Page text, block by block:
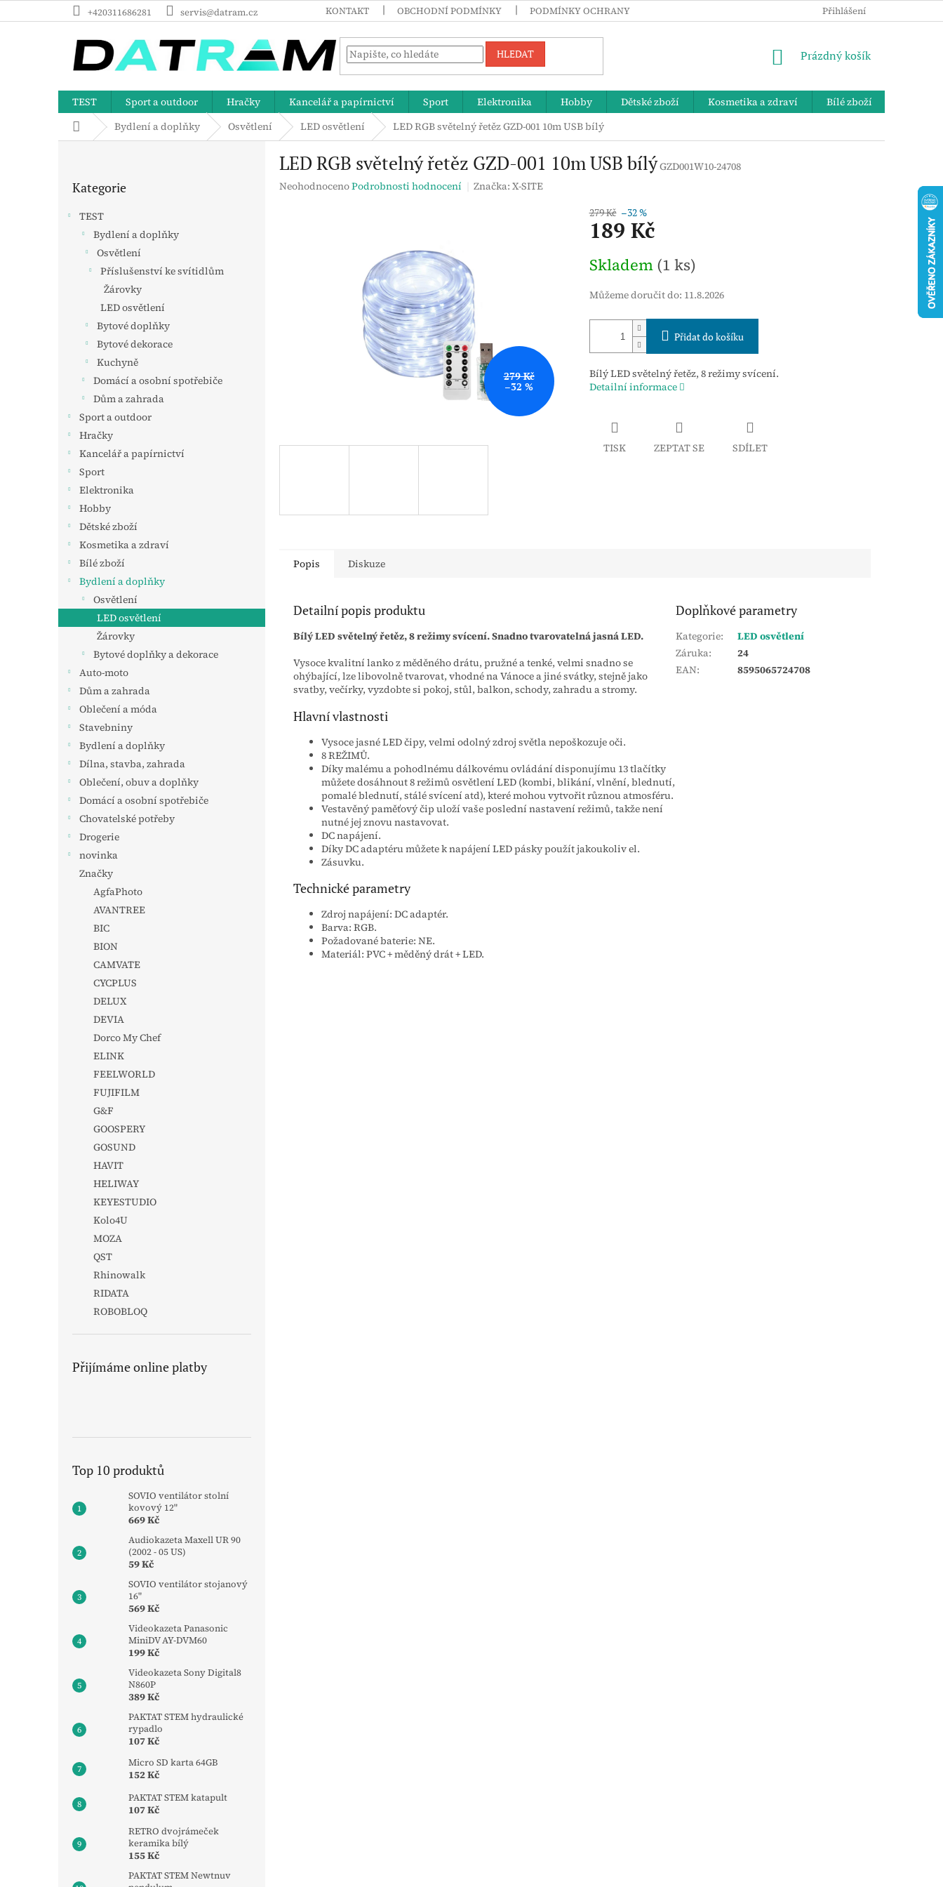
na
+420311686281 servis@datram.cz KONTAKT OBCHODNÍ PODMÍNKY PODMÍNKY OCHRANY OSOBNÍCH ÚDAJŮ ZPĚTNÝ ODBĚR
Přihlášení
HLEDAT
NÁKUPNÍ
Prázdný košík
TEST Sport a outdoor Hračky Kancelář a papírnictví Sport Elektronika Hobby Dětské zboží Kosmetika a zdraví Bílé zboží
Domů Bydlení a doplňky Osvětlení LED osvětlení LED RGB světelný řetěz GZD-001 10m USB bílý
kategorie
Kategorie
TEST
Bydlení a doplňky
Osvětlení
Příslušenství ke svítidlům
Žárovky
LED osvětlení
Bytové doplňky
Bytové dekorace
Kuchyně
Domácí a osobní spotřebiče
Dům a zahrada
Sport a outdoor
Hračky
Kancelář a papírnictví
Sport
Elektronika
Hobby
Dětské zboží
Kosmetika a zdraví
Bílé zboží
Bydlení a doplňky
Osvětlení
LED osvětlení
Žárovky
Bytové doplňky a dekorace
Auto-moto
Dům a zahrada
Oblečení a móda
Stavebniny
Bydlení a doplňky
Dílna, stavba, zahrada
Oblečení, obuv a doplňky
Domácí a osobní spotřebiče
Chovatelské potřeby
Drogerie
novinka
Značky
AgfaPhoto
AVANTREE
BIC
BION
CAMVATE
CYCPLUS
DELUX
DEVIA
Dorco My Chef
ELINK
FEELWORLD
FUJIFILM
G&F
GOOSPERY
GOSUND
HAVIT
HELIWAY
KEYESTUDIO
Kolo4U
MOZA
QST
Rhinowalk
RIDATA
ROBOBLOQ
Přijímáme online platby
Top 10 produktů
SOVIO ventilátor stolní
kovový 12"
669 Kč
Audiokazeta Maxell UR 90
(2002 - 05 US)
59 Kč
SOVIO ventilátor stojanový
16"
569 Kč
Videokazeta Panasonic
MiniDV AY-DVM60
199 Kč
Videokazeta Sony Digital8
N860P
389 Kč
PAKTAT STEM hydraulické
rypadlo
107 Kč
Micro SD karta 64GB
152 Kč
PAKTAT STEM katapult
107 Kč
RETRO dvojrámeček
keramika bílý
155 Kč
PAKTAT STEM Newtnuv
LED RGB světelný řetěz GZD-001 10m USB bílýGZD001W10-24708
Průměrné
NeohodnocenoPodrobnosti hodnocení Značka:X-SITE
279 Kč
–32 %
279 Kč –32 %
189 Kč
cena:
Skladem (1 ks)
Můžeme doručit do: 11.8.2026
Přidat do košíku
Bílý LED světelný řetěz, 8 režimy svícení.
Detailní informace
TISK ZEPTAT SE SDÍLET
Popis Diskuze
Detailní popis produktu
Bílý LED světelný řetěz, 8 režimy svícení. Snadno tvarovatelná jasná LED.
Vysoce kvalitní lanko z měděného drátu, pružné a tenké, velmi snadno se
ohýbající, lze libovolně tvarovat, vhodné na Vánoce a jiné svátky, stejně jako
svatby, večírky, vyzdobte si pokoj, stůl, balkon, schody, zahradu a stromy.
Hlavní vlastnosti
Vysoce jasné LED čipy, velmi odolný zdroj světla nepoškozuje oči.
8 REŽIMŮ.
Díky malému a pohodlnému dálkovému ovládání disponujímu 13 tlačítky
můžete dosáhnout 8 režimů osvětlení LED (kombi, blikání, vlnění, blednutí,
pomalé blednutí, stálé svícení atd), které mohou vytvořit různou atmosféru.
Vestavěný paměťový čip uloží vaše poslední nastavení režimů, takže není
nutné jej znovu nastavovat.
DC napájení.
Díky DC adaptéru můžete k napájení LED pásky použít jakoukoliv el.
Zásuvku.
Technické parametry
Zdroj napájení: DC adaptér.
Barva: RGB.
Požadované baterie: NE.
Materiál: PVC + měděný drát + LED.
Doplňkové parametry
Kategorie:
LED osvětlení
Záruka:
24
EAN: 8595065724708